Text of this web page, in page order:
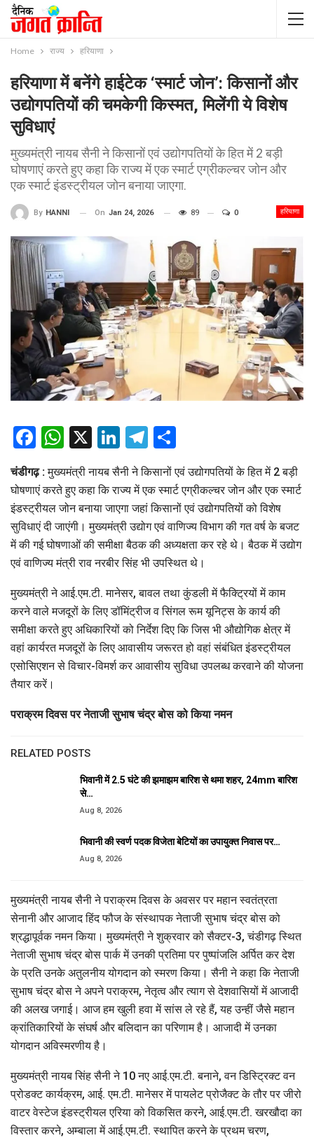
Home राज्य हरियाणा
हरियाणा में बनेंगे हाईटेक ‘स्मार्ट जोन’: किसानों और
उद्योगपतियों की चमकेगी किस्मत, मिलेंगी ये विशेष
सुविधाएं
मुख्यमंत्री नायब सैनी ने किसानों एवं उद्योगपतियों के हित में 2 बड़ी
घोषणाएं करते हुए कहा कि राज्य में एक स्मार्ट एग्रीकल्चर जोन और
एक स्मार्ट इंडस्ट्रीयल जोन बनाया जाएगा.
हरियाणा
By HANNI On Jan 24, 2026 89 0
Facebook
WhatsApp
X LinkedIn
Telegram
चंडीगढ़ :मुख्यमंत्री नायब सैनी ने किसानों एवं उद्योगपतियों के हित में 2 बड़ी
घोषणाएं करते हुए कहा कि राज्य में एक स्मार्ट एग्रीकल्चर जोन और एक स्मार्ट
इंडस्ट्रीयल जोन बनाया जाएगा जहां किसानों एवं उद्योगपतियों को विशेष
सुविधाएं दी जाएंगी। मुख्यमंत्री उद्योग एवं वाणिज्य विभाग की गत वर्ष के बजट
में की गई घोषणाओं की समीक्षा बैठक की अध्यक्षता कर रहे थे। बैठक में उद्योग
एवं वाणिज्य मंत्री राव नरबीर सिंह भी उपस्थित थे।
मुख्यमंत्री ने आई.एम.टी. मानेसर, बावल तथा कुंडली में फैक्ट्रियों में काम
करने वाले मजदूरों के लिए डॉमिंट्रीज व सिंगल रूम यूनिट्स के कार्य की
समीक्षा करते हुए अधिकारियों को निर्देश दिए कि जिस भी औद्योगिक क्षेत्र में
वहां कार्यरत मजदूरों के लिए आवासीय जरूरत हो वहां संबंधित इंडस्ट्रीयल
एसोसिएशन से विचार-विमर्श कर आवासीय सुविधा उपलब्ध करवाने की योजना
तैयार करें।
पराक्रम दिवस पर नेताजी सुभाष चंद्र बोस को किया नमन
RELATED POSTS
भिवानी में 2.5 घंटे की झमाझम बारिश से थमा शहर, 24mm बारिश
से…
Aug 8, 2026
भिवानी की स्वर्ण पदक विजेता बेटियों का उपायुक्त निवास पर…
Aug 8, 2026
मुख्यमंत्री नायब सैनी ने पराक्रम दिवस के अवसर पर महान स्वतंत्रता
सेनानी और आजाद हिंद फौज के संस्थापक नेताजी सुभाष चंद्र बोस को
श्रद्धापूर्वक नमन किया। मुख्यमंत्री ने शुक्रवार को सैक्टर-3, चंडीगढ़ स्थित
नेताजी सुभाष चंद्र बोस पार्क में उनकी प्रतिमा पर पुष्पांजलि अर्पित कर देश
के प्रति उनके अतुलनीय योगदान को स्मरण किया। सैनी ने कहा कि नेताजी
सुभाष चंद्र बोस ने अपने पराक्रम, नेतृत्व और त्याग से देशवासियों में आजादी
की अलख जगाई। आज हम खुली हवा में सांस ले रहे हैं, यह उन्हीं जैसे महान
क्रांतिकारियों के संघर्ष और बलिदान का परिणाम है। आजादी में उनका
योगदान अविस्मरणीय है।
मुख्यमंत्री नायब सिंह सैनी ने 10 नए आई.एम.टी. बनाने, वन डिस्ट्रिक्ट वन
प्रोडक्ट कार्यक्रम, आई. एम.टी. मानेसर में पायलेट प्रोजैक्ट के तौर पर जीरो
वाटर वेस्टेज इंडस्ट्रीयल एरिया को विकसित करने, आई.एम.टी. खरखौदा का
विस्तार करने, अम्बाला में आई.एम.टी. स्थापित करने के प्रथम चरण,